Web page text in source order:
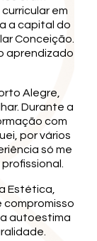
em
a capital do
Conceição.
aprendizado
Alegre,
Durante a
com
por vários
só me
Estética,
compromisso
autoestima